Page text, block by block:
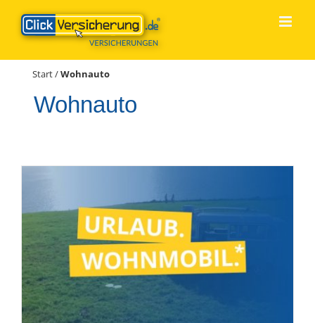
Inhalt
springen
Start/Wohnauto
Wohnauto